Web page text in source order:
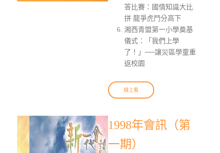
答比賽：國情知識大比
拼 龍爭虎鬥分高下
湘西青盟第一小學奠基
儀式：「我們上學
了！」──讓災區學童重
返校園
線上看
1998年會訊（第
一期）